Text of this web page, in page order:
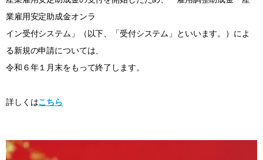
業雇用安定助成金オンラ
イン受付システム」（以下、「受付システム」といいます。）によ
る新規の申請については、
令和６年１月末をもって終了します。
詳しくはこちら